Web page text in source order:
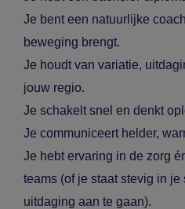
Je bent een natuurlijke
beweging brengt.
Je houdt van variatie,
jouw regio.
Je schakelt snel en denkt
Je communiceert helder,
Je hebt ervaring in de zorg
teams (of je staat stevig in je
uitdaging aan te gaan).